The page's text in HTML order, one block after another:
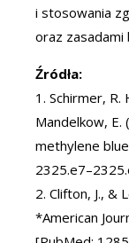
i stosowania
oraz zasadami
Źródła:
1. Schirmer, R.
Mandelkow,
methylene
2. Clifton, J., &
*American